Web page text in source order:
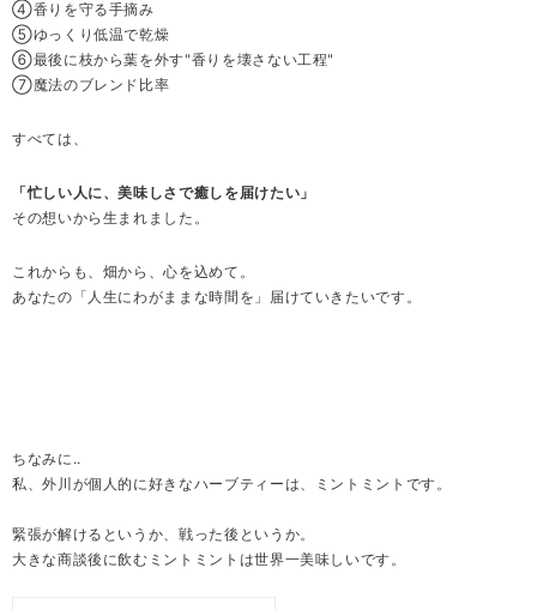
④香りを守る手摘み
⑤ゆっくり低温で乾燥
⑥最後に枝から葉を外す"香りを壊さない工程"
⑦魔法のブレンド比率
すべては、
「忙しい人に、美味しさで癒しを届けたい」
その想いから生まれました。
これからも、畑から、心を込めて。
あなたの「人生にわがままな時間を」届けていきたいです。
ちなみに..
私、外川が個人的に好きなハーブティーは、ミントミントです。
緊張が解けるというか、戦った後というか。
大きな商談後に飲むミントミントは世界一美味しいです。